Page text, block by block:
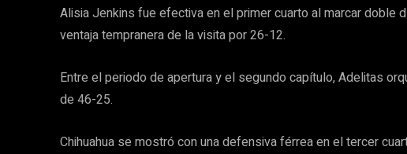
Alisia Jenkins fue efectiva en el primer cuarto al marcar doble
ventaja tempranera de la visita por 26-12.
Entre el periodo de apertura y el segundo capítulo, Adelitas
de 46-25.
Chihuahua se mostró con una defensiva férrea en el tercer